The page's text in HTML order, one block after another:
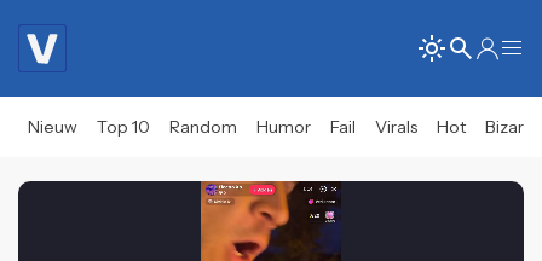
Nieuw Top 10 Random Humor Fail Virals Hot Bizar